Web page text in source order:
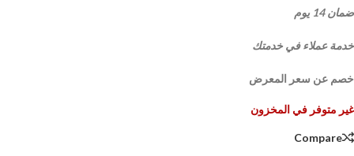
ضمان 14 يوم
خدمة عملاء في خدمتك
خصم عن سعر المعرض
غير متوفر في المخزون
Compare